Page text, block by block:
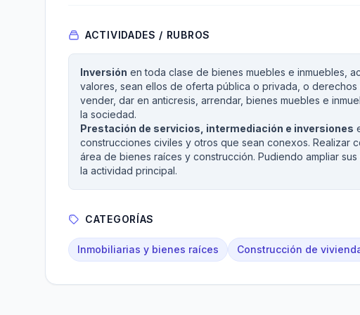
ACTIVIDADES / RUBROS
Inversión en toda clase de bienes muebles e inmuebles,
valores, sean ellos de oferta pública o privada, o
vender, dar en anticresis, arrendar, bienes muebles e
la sociedad.
Prestación de servicios, intermediación e inversiones
construcciones civiles y otros que sean conexos. Realizar
área de bienes raíces y construcción. Pudiendo ampliar
la actividad principal.
CATEGORÍAS
Inmobiliarias y bienes raíces Construcción de